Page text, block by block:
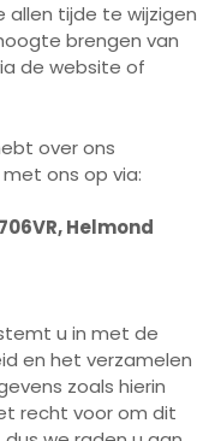
tijde te wijzigen
brengen van
de website of
over ons
ons op via:
Helmond
u in met de
en het verzamelen
zoals hierin
recht voor om dit